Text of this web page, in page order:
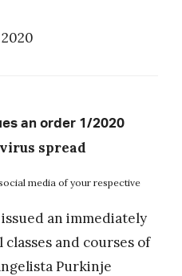
an order 1/2020
spread
media of your respective
an immediately
and courses of
Purkinje